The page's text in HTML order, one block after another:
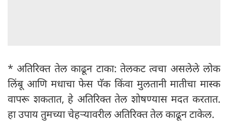
* अतिरिक्त तेल काढून टाका: तेलकट त्वचा असलेले लोक
लिंबू आणि मधाचा फेस पॅक किंवा मुलतानी मातीचा मास्क
वापरू शकतात, हे अतिरिक्त तेल शोषण्यास मदत करतात.
हा उपाय तुमच्या चेहऱ्यावरील अतिरिक्त तेल काढून टाकेल.